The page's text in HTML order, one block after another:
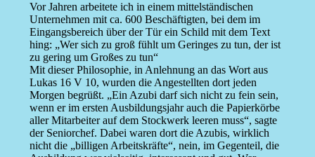
Vor Jahren arbeitete ich in einem mittelständischen
Unternehmen mit ca. 600 Beschäftigten, bei dem im
Eingangsbereich über der Tür ein Schild mit dem Text
hing: „Wer sich zu groß fühlt um Geringes zu tun, der ist
zu gering um Großes zu tun“
Mit dieser Philosophie, in Anlehnung an das Wort aus
Lukas 16 V 10, wurden die Angestellten dort jeden
Morgen begrüßt. „Ein Azubi darf sich nicht zu fein sein,
wenn er im ersten Ausbildungsjahr auch die Papierkörbe
aller Mitarbeiter auf dem Stockwerk leeren muss“, sagte
der Seniorchef. Dabei waren dort die Azubis, wirklich
nicht die „billigen Arbeitskräfte“, nein, im Gegenteil, die